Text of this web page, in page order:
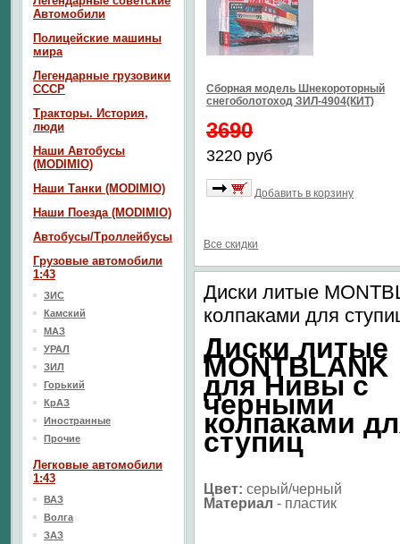
Сборная модель Шнекороторный
снегоболотоход ЗИЛ-4904(КИТ)
3690
3220 руб
Добавить в корзину
Все скидки
Диски литые
колпаками для
Диски литые
MONTBLANK
для Нивы с
черными
колпаками
ступиц
Цвет: серый/черный
Материал - пластик
Автомобили
Полицейские машины
мира
Легендарные грузовики
СССР
Тракторы. История,
люди
Наши Автобусы
(MODIMIO)
Наши Танки (MODIMIO)
Наши Поезда (MODIMIO)
Автобусы/Троллейбусы
Грузовые автомобили
1:43
ЗИС
Камский
МАЗ
УРАЛ
ЗИЛ
Горький
КрАЗ
Иностранные
Прочие
Легковые автомобили
1:43
ВАЗ
Волга
ЗАЗ